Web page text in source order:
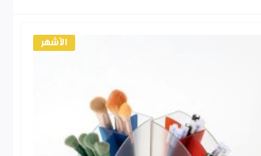
الأشهر